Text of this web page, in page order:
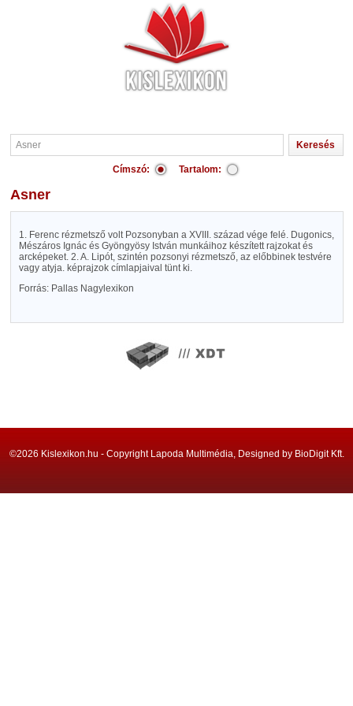
Címszó: Tartalom:
Asner
1. Ferenc rézmetsző volt Pozsonyban a XVIII. század vége felé. Dugonics,
Mészáros Ignác és Gyöngyösy István munkáihoz készített rajzokat és
arcképeket. 2. A. Lipót, szintén pozsonyi rézmetsző, az előbbinek testvére
vagy atyja. képrajzok címlapjaival tünt ki.
Forrás: Pallas Nagylexikon
©2026 Kislexikon.hu - Copyright Lapoda Multimédia, Designed by BioDigit Kft.